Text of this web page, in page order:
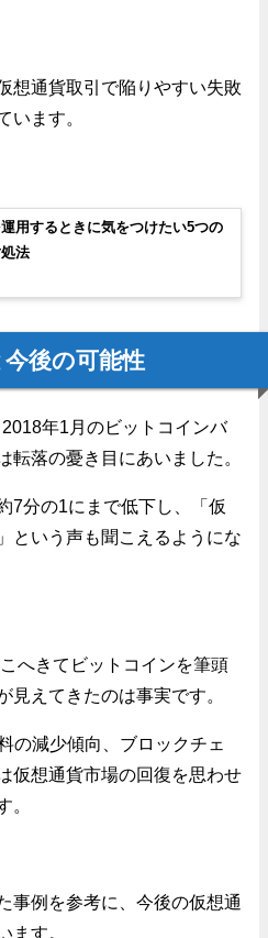
想通貨取引で陥りやすい失敗
います。
用するときに気をつけたい5つの
法
後の可能性
年1月のビットコインバ
転落の憂き目にあいました。
7分の1にまで低下し、「仮
という声も聞こえるようにな
へきてビットコインを筆頭
見えてきたのは事実です。
の減少傾向、ブロックチェ
仮想通貨市場の回復を思わせ
。
事例を参考に、今後の仮想通
ます。